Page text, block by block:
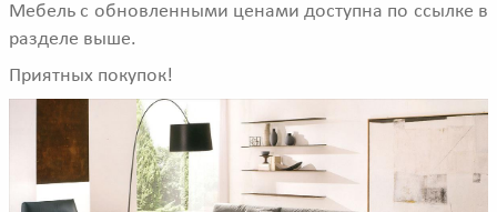
Мебель с обновленными ценами доступна по ссылке в
разделе выше.
Приятных покупок!